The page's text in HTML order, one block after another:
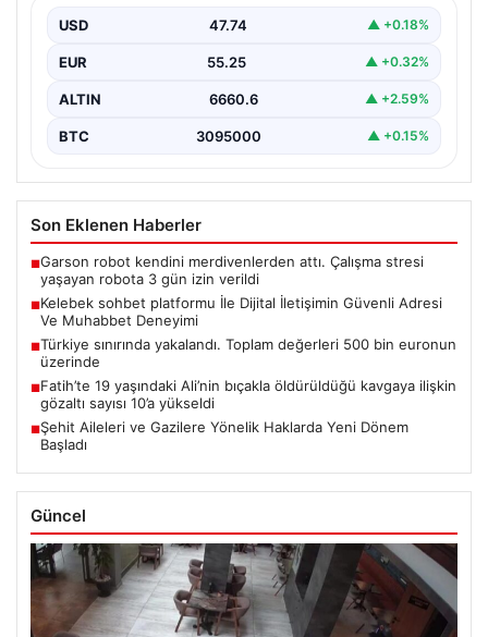
bin euronun üzerinde değere ulaştı”, “content”: “…
USD 47.74 ▲ +0.18%
EUR 55.25 ▲ +0.32%
ALTIN 6660.6 ▲ +2.59%
BTC 3095000 ▲ +0.15%
Son Eklenen Haberler
■Garson robot kendini merdivenlerden attı. Çalışma stresi
yaşayan robota 3 gün izin verildi
■Kelebek sohbet platformu İle Dijital İletişimin Güvenli Adresi
Ve Muhabbet Deneyimi
■Türkiye sınırında yakalandı. Toplam değerleri 500 bin euronun
üzerinde
■Fatih’te 19 yaşındaki Ali’nin bıçakla öldürüldüğü kavgaya ilişkin
gözaltı sayısı 10’a yükseldi
■Şehit Aileleri ve Gazilere Yönelik Haklarda Yeni Dönem
Başladı
Güncel